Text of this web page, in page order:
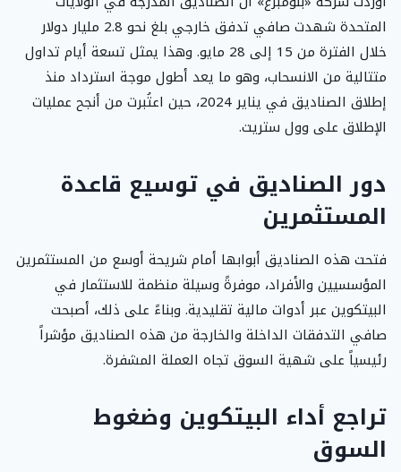
المتحدة شهدت صافي تدفق خارجي بلغ نحو 2.8 مليار دولار
خلال الفترة من 15 إلى 28 مايو. وهذا يمثل تسعة أيام تداول
متتالية من الانسحاب، وهو ما يعد أطول موجة استرداد منذ
إطلاق الصناديق في يناير 2024، حين اعتُبرت من أنجح عمليات
الإطلاق على وول ستريت.
دور الصناديق في توسيع قاعدة
المستثمرين
فتحت هذه الصناديق أبوابها أمام شريحة أوسع من المستثمرين
المؤسسيين والأفراد، موفرةً وسيلة منظمة للاستثمار في
البيتكوين عبر أدوات مالية تقليدية. وبناءً على ذلك، أصبحت
صافي التدفقات الداخلة والخارجة من هذه الصناديق مؤشراً
رئيسياً على شهية السوق تجاه العملة المشفرة.
تراجع أداء البيتكوين وضغوط
السوق